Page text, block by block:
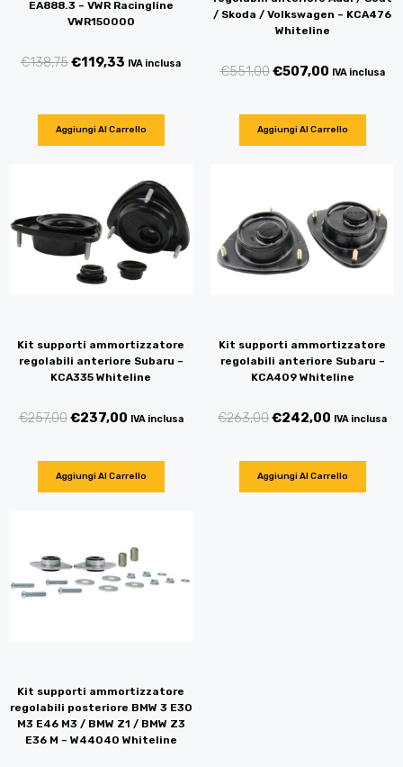
EA888.3 – VWR Racingline
VWR150000
€138,75€119,33 IVA inclusa
Aggiungi Al Carrello
/ Skoda / Volkswagen – KCA476
Whiteline
€551,00€507,00 IVA inclusa
Aggiungi Al Carrello
Kit supporti ammortizzatore
regolabili anteriore Subaru –
KCA335 Whiteline
€257,00€237,00 IVA inclusa
Aggiungi Al Carrello
Kit supporti ammortizzatore
regolabili anteriore Subaru –
KCA409 Whiteline
€263,00€242,00 IVA inclusa
Aggiungi Al Carrello
Kit supporti ammortizzatore
regolabili posteriore BMW 3 E30
M3 E46 M3 / BMW Z1 / BMW Z3
E36 M – W44040 Whiteline